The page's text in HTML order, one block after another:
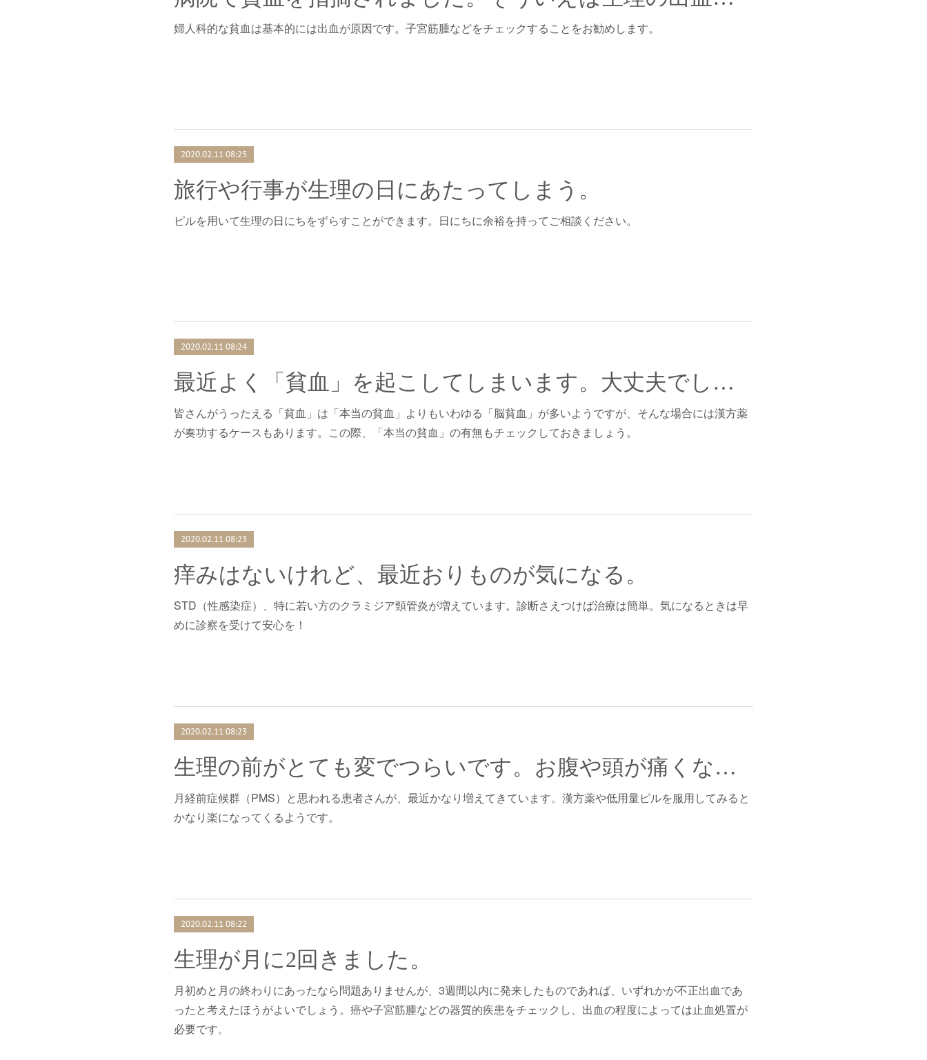
婦人科的な貧血は基本的には出血が原因です。子宮筋腫などをチェックすることをお勧めします。
2020.02.11 08:25
旅行や行事が生理の日にあたってしまう。
ピルを用いて生理の日にちをずらすことができます。日にちに余裕を持ってご相談ください。
2020.02.11 08:24
最近よく「貧血」を起こしてしまいます。大丈夫でしょうか？
皆さんがうったえる「貧血」は「本当の貧血」よりもいわゆる「脳貧血」が多いようですが、そんな場合には漢方薬
が奏功するケースもあります。この際、「本当の貧血」の有無もチェックしておきましょう。
2020.02.11 08:23
痒みはないけれど、最近おりものが気になる。
STD（性感染症）、特に若い方のクラミジア頸管炎が増えています。診断さえつけば治療は簡単。気になるときは早
めに診察を受けて安心を！
2020.02.11 08:23
生理の前がとても変でつらいです。お腹や頭が痛くなったり、むくんだりしてお肌も荒れ気味。イライラしちゃったり気分はブルーです。
月経前症候群（PMS）と思われる患者さんが、最近かなり増えてきています。漢方薬や低用量ピルを服用してみると
かなり楽になってくるようです。
2020.02.11 08:22
生理が月に2回きました。
月初めと月の終わりにあったなら問題ありませんが、3週間以内に発来したものであれば、いずれかが不正出血であ
ったと考えたほうがよいでしょう。癌や子宮筋腫などの器質的疾患をチェックし、出血の程度によっては止血処置が
必要です。